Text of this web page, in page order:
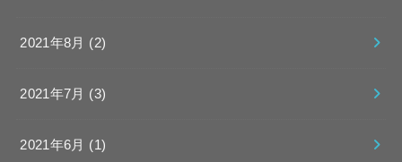
2021年8月 (2)
2021年7月 (3)
2021年6月 (1)